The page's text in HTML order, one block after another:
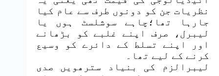
نظریات جن کو دونوں طرف سے عام کیا
جارہا تھا؛چاہے سوشلسٹ ہوں یا
لیبرل، صرف اپنے غلبے کو بڑھانے
اور اپنے تسلط کے دائرے کو وسیع
کرنے کے لیے تھا۔
لیبرالزم کی بنیاد سترھویں صدی